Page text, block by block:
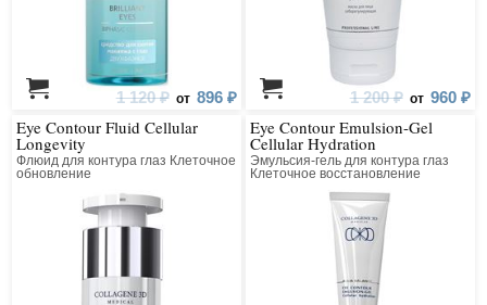
1 120 ₽ от 896 ₽ 1 200 ₽ от 960 ₽
Eye Contour Fluid Cellular
Longevity
Флюид для контура глаз Клеточное
обновление
Eye Contour Emulsion-Gel
Cellular Hydration
Эмульсия-гель для контура глаз
Клеточное восстановление